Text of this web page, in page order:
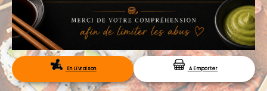
MENTIONS LÉGALES
C.G.V
RÉSERVATIONEn Livraison A Emporter